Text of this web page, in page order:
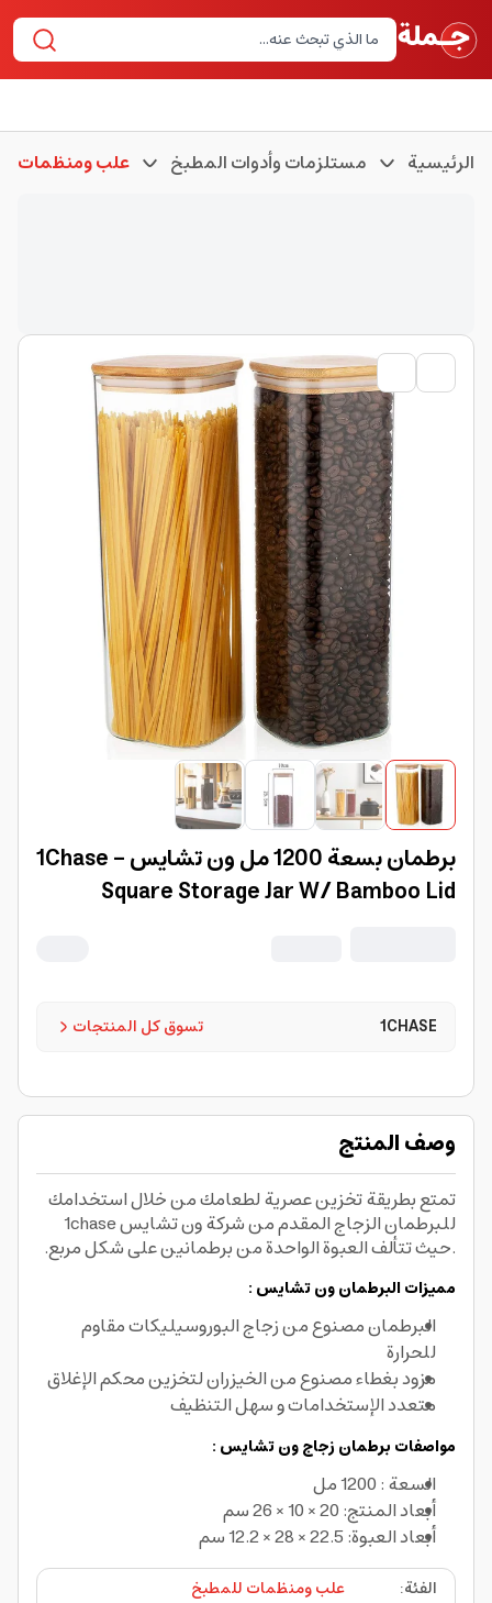
الرئيسية مستلزمات وأدوات المطبخ علب ومنظمات
برطمان بسعة 1200 مل ون تشايس 1Chase -
Square Storage Jar W/ Bamboo Lid
تسوق كل المنتجات 1CHASE
وصف المنتج
تمتع بطريقة تخزين عصرية لطعامك من خلال استخدامك
للبرطمان الزجاج المقدم من شركة ون تشايس 1chase
.حيث تتألف العبوة الواحدة من برطمانين على شكل مربع.
مميزات البرطمان ون تشايس :
البرطمان مصنوع من زجاج البوروسيليكات مقاوم
للحرارة
مزود بغطاء مصنوع من الخيزران لتخزين محكم الإغلاق
متعدد الإستخدامات و سهل التنظيف
مواصفات برطمان زجاج ون تشايس :
السعة : 1200 مل
أبعاد المنتج: 20 × 10 × 26 سم
أبعاد العبوة: 22.5 × 28 × 12.2 سم
الفئة:
علب ومنظمات للمطبخ